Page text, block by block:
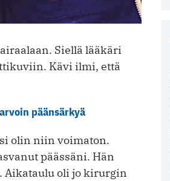
Siellä lääkäri
Kävi ilmi, että
päänsärkyä
olin niin voimaton.
päässäni. Hän
Aikataulu oli jo kirurgin